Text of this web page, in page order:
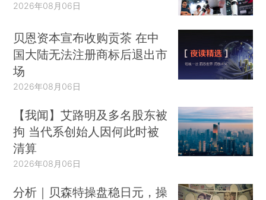
2026年08月06日
贝恩资本宣布收购贡茶 在中
国大陆无法注册商标后退出市
场
2026年08月06日
【我闻】艾路明及多名股东被
拘 当代系创始人因何此时被
清算
2026年08月06日
分析｜贝森特操盘稳日元，操